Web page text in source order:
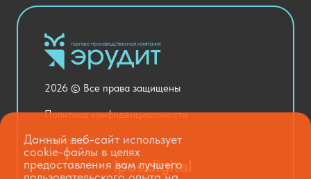
Оснащение кабинетов
Медицинский кабинет
Национальные проекты
2026 © Все права защищены
Политика конфиденциальности
Карта сайта
Данный веб-сайт использует
cookie-файлы в целях
предоставления вам лучшего